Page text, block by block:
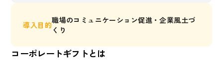
導入目的職場のコミュニケーション促進・企業風土づ
くり
コーポレートギフトとは